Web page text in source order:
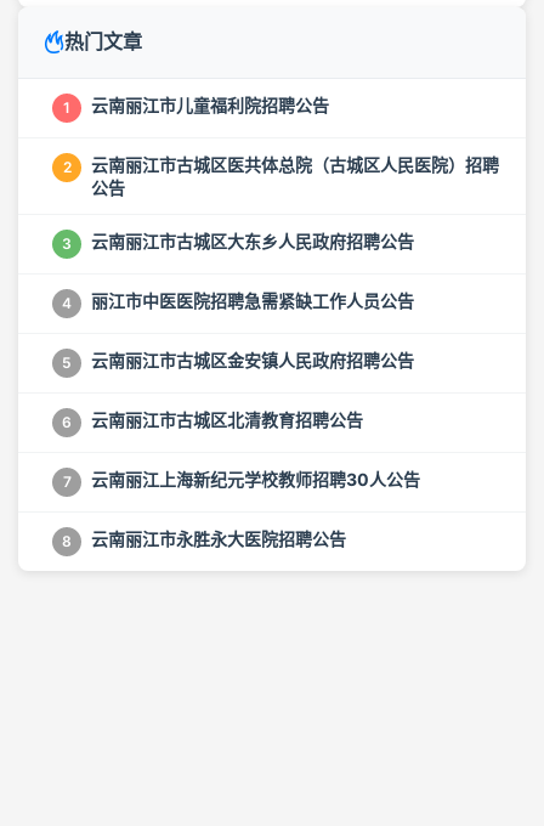
热门文章
1 云南丽江市儿童福利院招聘公告
2
云南丽江市古城区医共体总院（古城区人民医院）招聘
公告
3 云南丽江市古城区大东乡人民政府招聘公告
4 丽江市中医医院招聘急需紧缺工作人员公告
5 云南丽江市古城区金安镇人民政府招聘公告
6 云南丽江市古城区北清教育招聘公告
7 云南丽江上海新纪元学校教师招聘30人公告
8 云南丽江市永胜永大医院招聘公告